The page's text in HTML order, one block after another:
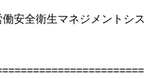
安全衛生マネジメントシス